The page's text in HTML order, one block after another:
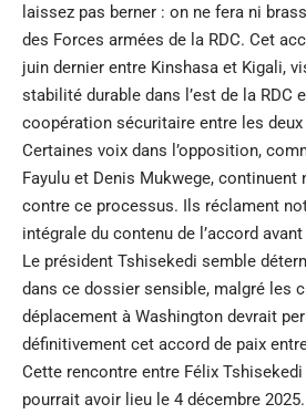
laissez pas berner : on ne fera ni
des Forces armées de la RDC. Cet
juin dernier entre Kinshasa et Kigali,
stabilité durable dans l’est de la RDC
coopération sécuritaire entre les deux
Certaines voix dans l’opposition,
Fayulu et Denis Mukwege, continuent
contre ce processus. Ils réclament
intégrale du contenu de l’accord
Le président Tshisekedi semble
dans ce dossier sensible, malgré les
déplacement à Washington devrait
définitivement cet accord de paix
Cette rencontre entre Félix
pourrait avoir lieu le 4 décembre